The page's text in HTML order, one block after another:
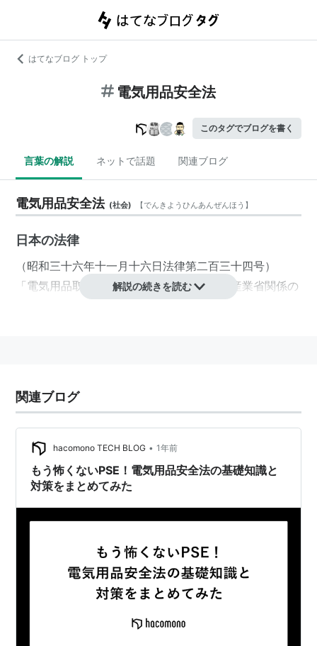
はてなブログ トップ
電気用品安全法
このタグでブログを書く
言葉の解説 ネットで話題 関連ブログ
電気用品安全法 (社会) 【でんきようひんあんぜんほう 】
日本の法律
（昭和三十六年十一月十六日法律第二百三十四号）
「電気用品取締法 」という法律が、「
通商産業省関係の
た俗称がある。）
「PSEマーク」の付いていない家電製品は新品・中古品
を問わず2006年4月1日以降販売できなくなる、という
概要であったが、施行直前の2006年3月24日に方針が
変わり、マークなしの中古品販売は「レンタル」とみな
すことで販売を容認する対応策を発表した。
規制緩和のかけ声の中で、「取り締まり」という言葉が
「安全」に置き換えられた。また、電気用品取締法
認可マークとして〒マークを使用していたが、郵政民営
化の流れの中で〒マークを使い続けることには問題があ
るので、これが「PSEマーク」に改められた。
法律の中身としての大きな変更点は責任の所在について
解説の続きを読む
関連ブログ
hacomono TECH BLOG • 1年前
もう怖くないPSE！電気用品安全法の基礎知識と
対策をまとめてみた